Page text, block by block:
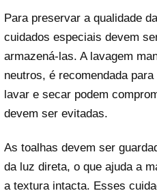
Para preservar a qualidade
cuidados especiais devem
armazená-las. A lavagem
neutros, é recomendada
lavar e secar podem
devem ser evitadas.
As toalhas devem ser
da luz direta, o que ajuda a
a textura intacta. Esses